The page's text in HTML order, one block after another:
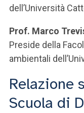
dell’Università
Prof. Marco
Preside della
ambientali
Relazione
Scuola di